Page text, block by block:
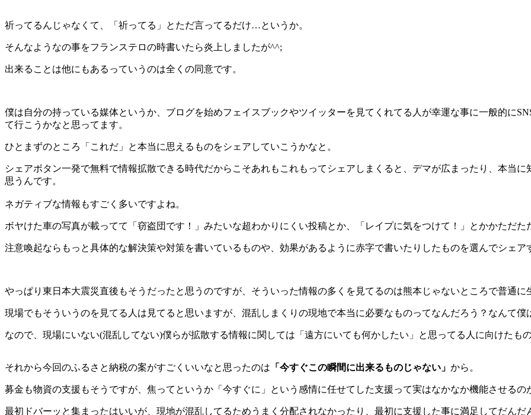
祈ってるんじゃなくて、「祈ってる」とただ言ってるだけ…というか。
そんなようなの事をフランステロの時書いたら炎上しましたが^^;
出来ることは他にもあるっていうのは全くの同意です。
僕は自分の持っている媒体というか、ブログを始めフェイスブックやツイッターを見てくれてる人が幸運な事に一般的に
て行こうかなと思ってます。
ひとまずのところ「これだ」と本当に思えるものをシェアしていこうかなと。
シェアボタン一発で無料で情報拡散できる時代だからこそあれもこれもってシェアしまくると、デマが広まったり、本当
思うんです。
ネガティブな情報もすごく多いですよね。
ボヤけた車の写真が載ってて「窃盗団です！」みたいな超わかりにくい投稿とか、「レイプに気をつけて！」とかかただ
注意喚起ならもっと具体的な解決策や対策を書いているものや、効果があるように赤字で書いたりしたものを選んでシェア
やっぱり東日本大震災直後もそうだったと思うのですが、そういった情報の多くを見てるのは熊本じゃないところで普通
現場でもそういうのを見てる人は見てると思いますが、混乱しまくりの現地で本当に必要なものってなんだろう？なんて僕
なので、現場にいない(混乱してない)僕らが拡散する情報に関しては「遠方にいても何かしたい」と思ってる人に向けたも
それから今回のふるさと納税の案がすごくいいなと思ったのは 「今すぐこの瞬間に出来るものじゃない」 から。
募金も物資の支援もそうですが、焦ってというか「今すぐに」という感情に任せてした支援って実はなかなか機能させる
最初ドバーッと集まったはいいが、現地が混乱してるためうまく分配されなかったり、最初に支援した事に満足してだん